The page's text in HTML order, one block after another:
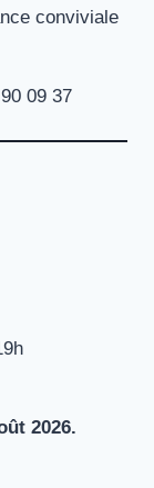
conviviale
09 37
2026.